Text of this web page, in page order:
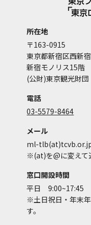
所在地
〒163-0915
東京都新宿区西新
新宿モノリス15階
(公財)東京観光財団
電話
03-5579-8464
メール
ml-
※(at)を@に変えて
窓口開設時間
平日 9:00~17:45
※土日祝日・年末
す。